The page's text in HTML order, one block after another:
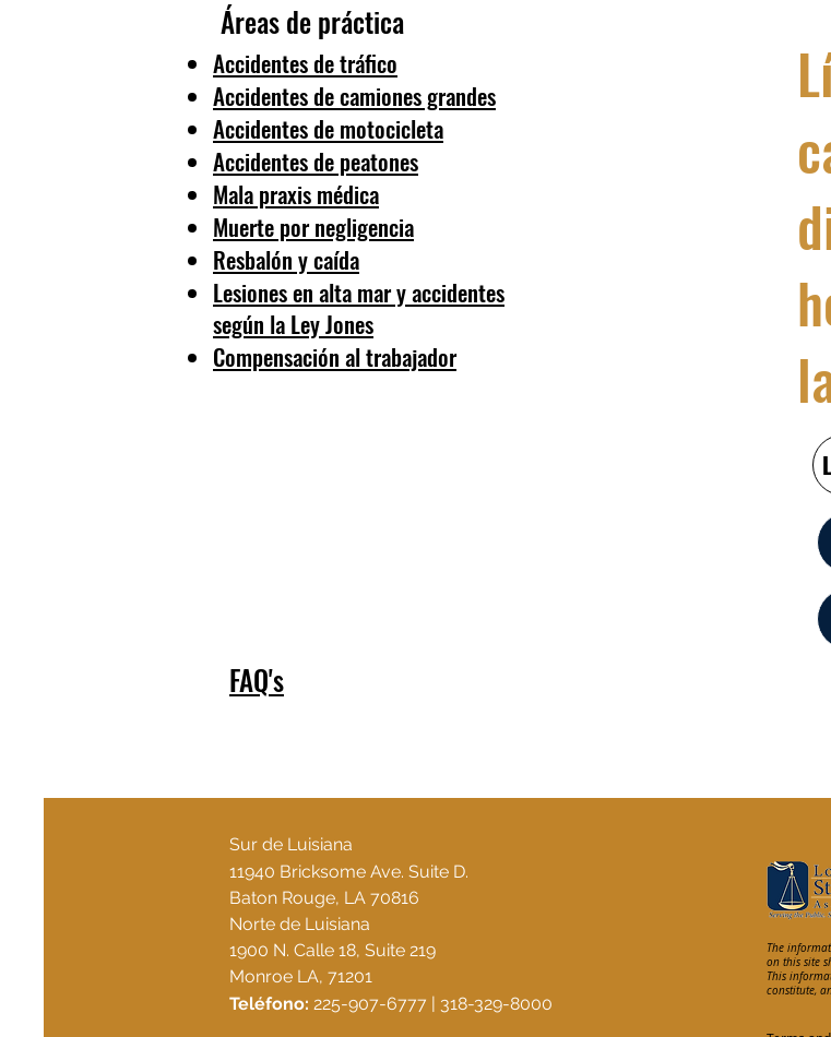
Áreas de práctica
Accidentes de tráfico
Accidentes de camiones grandes
Accidentes de motocicleta
Accidentes de peatones
Mala praxis médica
Muerte por negligencia
Resbalón y caída
Lesiones en alta mar y accidentes
según la Ley Jones
Compensación al trabajador
FAQ's
Sur de Luisiana
11940 Bricksome Ave. Suite D.
Baton Rouge, LA 70816
Norte de Luisiana
1900 N. Calle 18, Suite 219
Monroe LA, 71201
Teléfono: 225-907-6777 | 318-329-8000
The
on this site
This
constitute,